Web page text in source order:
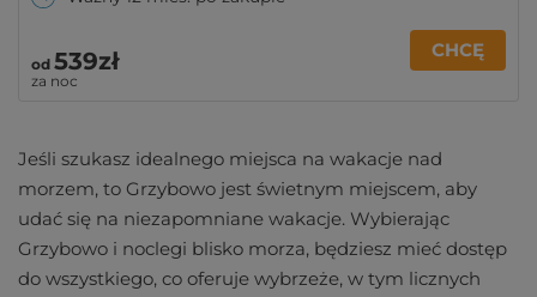
od 539zł
za noc
CHCĘ
Jeśli szukasz idealnego miejsca na wakacje nad
morzem, to Grzybowo jest świetnym miejscem, aby
udać się na niezapomniane wakacje. Wybierając
Grzybowo i noclegi blisko morza, będziesz mieć dostęp
do wszystkiego, co oferuje wybrzeże, w tym licznych